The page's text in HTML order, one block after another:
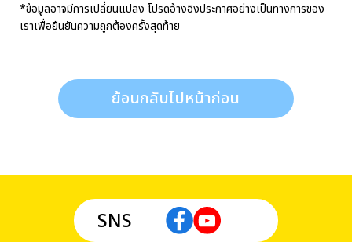
*ข้อมูลอาจมีการเปลี่ยนแปลง โปรดอ้างอิงประกาศอย่างเป็นทางการของ
เราเพื่อยืนยันความถูกต้องครั้งสุดท้าย
ย้อนกลับไปหน้าก่อน
SNS